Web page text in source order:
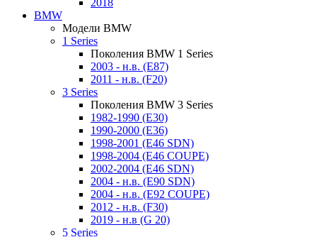
2018
BMW
Модели BMW
1 Series
Поколения BMW 1 Series
2003 - н.в. (E87)
2011 - н.в. (F20)
3 Series
Поколения BMW 3 Series
1982-1990 (E30)
1990-2000 (E36)
1998-2001 (E46 SDN)
1998-2004 (E46 COUPE)
2002-2004 (E46 SDN)
2004 - н.в. (E90 SDN)
2004 - н.в. (E92 COUPE)
2012 - н.в. (F30)
2019 - н.в (G 20)
5 Series